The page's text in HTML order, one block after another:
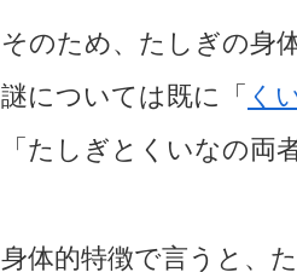
そのため、たしぎの身
謎については既に「 く
「たしぎとくいなの両
身体的特徴で言うと、